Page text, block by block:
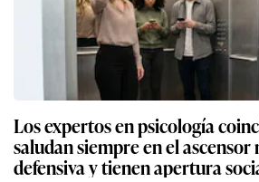
Los expertos en psicología
saludan siempre en el ascensor
defensiva y tienen apertura